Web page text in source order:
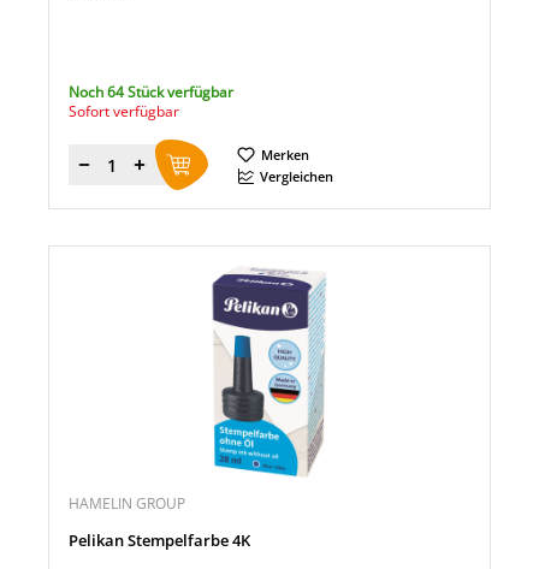
Noch 64 Stück verfügbar
Sofort verfügbar
Menge
Merken
Vergleichen
HAMELIN GROUP
Pelikan Stempelfarbe 4K